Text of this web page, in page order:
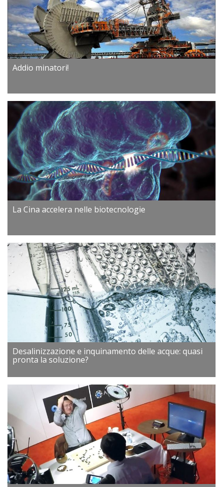
Addio minatori!
La Cina accelera nelle biotecnologie
Desalinizzazione e inquinamento delle acque: quasi
pronta la soluzione?